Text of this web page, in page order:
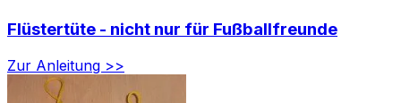
Flüstertüte - nicht nur für Fußballfreunde
Zur Anleitung >>